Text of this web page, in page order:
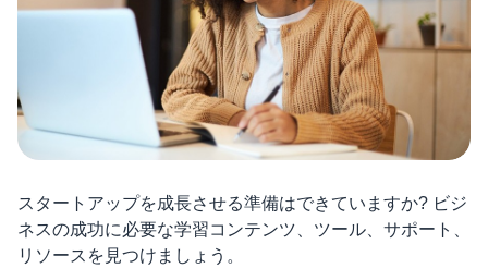
スタートアップを成長させる準備はできていますか? ビジ
ネスの成功に必要な学習コンテンツ、ツール、サポート、
リソースを見つけましょう。